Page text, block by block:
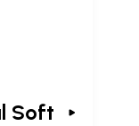
Soft